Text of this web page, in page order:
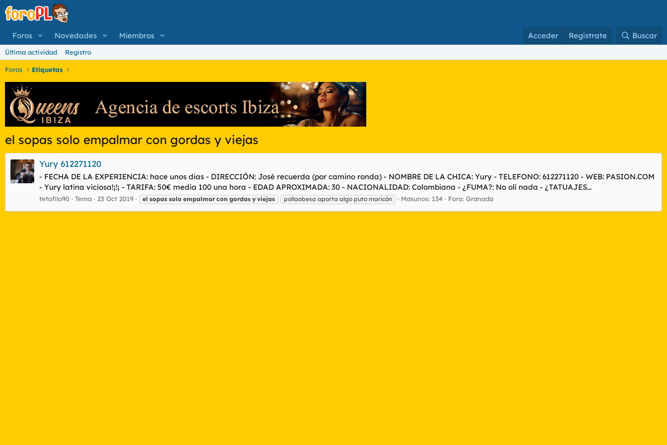
Foros Novedades Miembros Acceder Regístrate Buscar
Última actividad Registro
Foros Etiquetas
el sopas solo empalmar con gordas y viejas
Yury 612271120
- FECHA DE LA EXPERIENCIA: hace unos dias - DIRECCIÓN: José recuerda (por camino ronda) - NOMBRE DE LA CHICA: Yury - TELEFONO: 612271120 - WEB: PASION.COM
- Yury latina viciosa!¡!¡ - TARIFA: 50€ media 100 una hora - EDAD APROXIMADA: 30 - NACIONALIDAD: Colombiana - ¿FUMA?: No olí nada - ¿TATUAJES...
tetofilo90 Tema 23 Oct 2019 el sopas solo empalmar con gordas y viejas pollaobesa aporta algo puto maricón Masunos: 134 Foro: Granada